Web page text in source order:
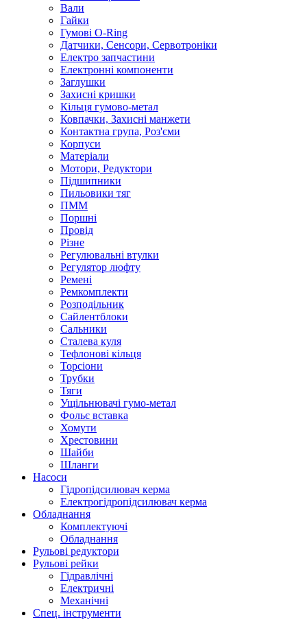
Вали
Гайки
Гумові O-Ring
Датчики, Сенсори, Сервотроніки
Електро запчастини
Електронні компоненти
Заглушки
Захисні кришки
Кільця гумово-метал
Ковпачки, Захисні манжети
Контактна група, Роз'єми
Корпуси
Матеріали
Мотори, Редуктори
Підшипники
Пильовики тяг
ПММ
Поршні
Провід
Різне
Регулювальні втулки
Регулятор люфту
Ремені
Ремкомплекти
Розподільник
Сайлентблоки
Сальники
Сталева куля
Тефлонові кільця
Торсіони
Трубки
Тяги
Ущільнювачі гумо-метал
Фольє вставка
Хомути
Хрестовини
Шайби
Шланги
Насоси
Гідропідсилювач керма
Електрогідропідсилювач керма
Обладнання
Комплектуючі
Обладнання
Рульові редуктори
Рульові рейки
Гідравлічні
Електричні
Механічні
Спец. інструменти